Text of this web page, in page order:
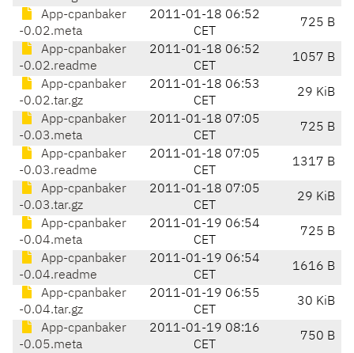
App-cpanbaker
-0.02.meta
2011-01-18 06:52
CET
725 B
App-cpanbaker
-0.02.readme
2011-01-18 06:52
CET
1057 B
App-cpanbaker
-0.02.tar.gz
2011-01-18 06:53
CET
29 KiB
App-cpanbaker
-0.03.meta
2011-01-18 07:05
CET
725 B
App-cpanbaker
-0.03.readme
2011-01-18 07:05
CET
1317 B
App-cpanbaker
-0.03.tar.gz
2011-01-18 07:05
CET
29 KiB
App-cpanbaker
-0.04.meta
2011-01-19 06:54
CET
725 B
App-cpanbaker
-0.04.readme
2011-01-19 06:54
CET
1616 B
App-cpanbaker
-0.04.tar.gz
2011-01-19 06:55
CET
30 KiB
App-cpanbaker
-0.05.meta
2011-01-19 08:16
CET
750 B